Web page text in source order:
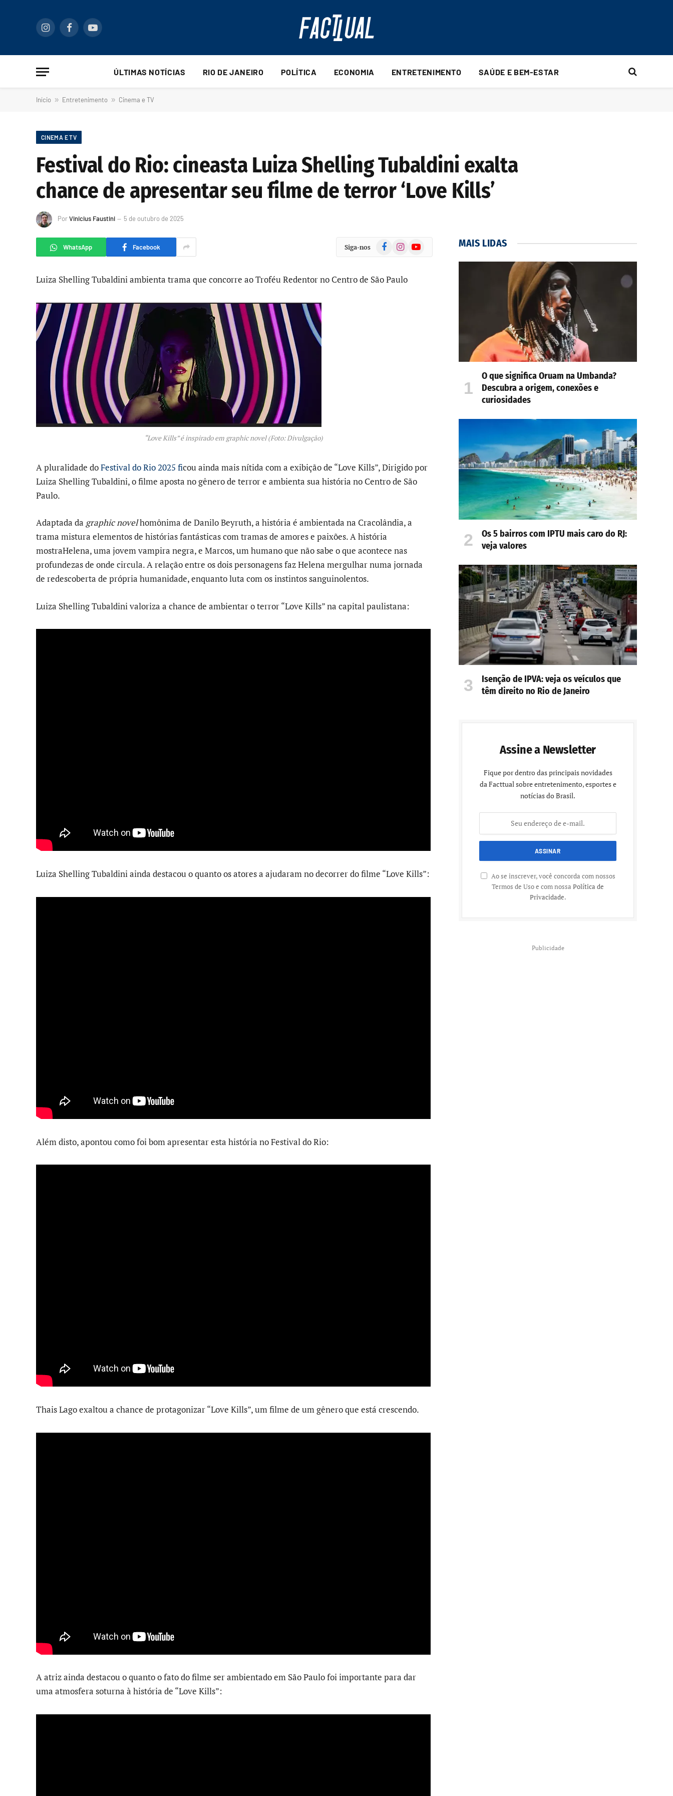
InstagramFacebookYouTube
ÚLTIMAS NOTÍCIAS RIO DE JANEIRO POLÍTICA ECONOMIA ENTRETENIMENTO SAÚDE E BEM-ESTAR
Início » Entretenimento » Cinema e TV
CINEMA E TV
Festival do Rio: cineasta Luiza Shelling Tubaldini exalta
chance de apresentar seu filme de terror ‘Love Kills’
PorVinicius Faustini 5 de outubro de 2025
WhatsApp Facebook Siga-nos FacebookInstagramYouTube
Luiza Shelling Tubaldini ambienta trama que concorre ao Troféu Redentor no Centro de São Paulo
“Love Kills” é inspirado em graphic novel (Foto: Divulgação)
A pluralidade doFestival do Rio 2025 ficou ainda mais nítida com a exibição de “Love Kills”, Dirigido por
Luiza Shelling Tubaldini, o filme aposta no gênero de terror e ambienta sua história no Centro de São
Paulo.
Adaptada da graphic novelhomônima de Danilo Beyruth, a história é ambientada na Cracolândia, a
trama mistura elementos de histórias fantásticas com tramas de amores e paixões. A história
mostraHelena, uma jovem vampira negra, e Marcos, um humano que não sabe o que acontece nas
profundezas de onde circula. A relação entre os dois personagens faz Helena mergulhar numa jornada
de redescoberta de própria humanidade, enquanto luta com os instintos sanguinolentos.
Luiza Shelling Tubaldini valoriza a chance de ambientar o terror “Love Kills” na capital paulistana:
Luiza Shelling Tubaldini ainda destacou o quanto os atores a ajudaram no decorrer do filme “Love Kills”:
Além disto, apontou como foi bom apresentar esta história no Festival do Rio:
Thais Lago exaltou a chance de protagonizar “Love Kills”, um filme de um gênero que está crescendo.
A atriz ainda destacou o quanto o fato do filme ser ambientado em São Paulo foi importante para dar
uma atmosfera soturna à história de “Love Kills”:
MAIS LIDAS
O que significa Oruam na Umbanda?
Descubra a origem, conexões e
curiosidades
Os 5 bairros com IPTU mais caro do RJ:
veja valores
Isenção de IPVA: veja os veículos que
têm direito no Rio de Janeiro
Assine a Newsletter
Fique por dentro das principais novidades
da Facttual sobre entretenimento, esportes e
notícias do Brasil.
Ao se inscrever, você concorda com nossos
Termos de Uso e com nossa Política de
Privacidade.
Publicidade